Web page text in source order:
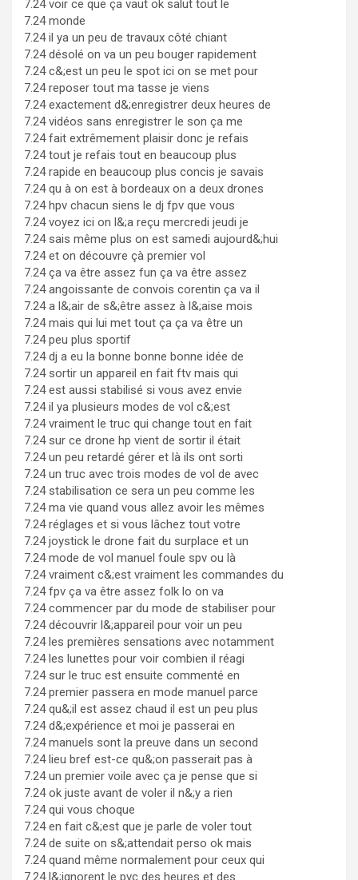
7.24 voir ce que ça vaut ok salut tout le
7.24 monde
7.24 il ya un peu de travaux côté chiant
7.24 désolé on va un peu bouger rapidement
7.24 c&;est un peu le spot ici on se met pour
7.24 reposer tout ma tasse je viens
7.24 exactement d&;enregistrer deux heures de
7.24 vidéos sans enregistrer le son ça me
7.24 fait extrêmement plaisir donc je refais
7.24 tout je refais tout en beaucoup plus
7.24 rapide en beaucoup plus concis je savais
7.24 qu à on est à bordeaux on a deux drones
7.24 hpv chacun siens le dj fpv que vous
7.24 voyez ici on l&;a reçu mercredi jeudi je
7.24 sais même plus on est samedi aujourd&;hui
7.24 et on découvre çà premier vol
7.24 ça va être assez fun ça va être assez
7.24 angoissante de convois corentin ça va il
7.24 a l&;air de s&;être assez à l&;aise mois
7.24 mais qui lui met tout ça ça va être un
7.24 peu plus sportif
7.24 dj a eu la bonne bonne bonne idée de
7.24 sortir un appareil en fait ftv mais qui
7.24 est aussi stabilisé si vous avez envie
7.24 il ya plusieurs modes de vol c&;est
7.24 vraiment le truc qui change tout en fait
7.24 sur ce drone hp vient de sortir il était
7.24 un peu retardé gérer et là ils ont sorti
7.24 un truc avec trois modes de vol de avec
7.24 stabilisation ce sera un peu comme les
7.24 ma vie quand vous allez avoir les mêmes
7.24 réglages et si vous lâchez tout votre
7.24 joystick le drone fait du surplace et un
7.24 mode de vol manuel foule spv ou là
7.24 vraiment c&;est vraiment les commandes du
7.24 fpv ça va être assez folk lo on va
7.24 commencer par du mode de stabiliser pour
7.24 découvrir l&;appareil pour voir un peu
7.24 les premières sensations avec notamment
7.24 les lunettes pour voir combien il réagi
7.24 sur le truc est ensuite commenté en
7.24 premier passera en mode manuel parce
7.24 qu&;il est assez chaud il est un peu plus
7.24 d&;expérience et moi je passerai en
7.24 manuels sont la preuve dans un second
7.24 lieu bref est-ce qu&;on passerait pas à
7.24 un premier voile avec ça je pense que si
7.24 ok juste avant de voler il n&;y a rien
7.24 qui vous choque
7.24 en fait c&;est que je parle de voler tout
7.24 de suite on s&;attendait perso ok mais
7.24 quand même normalement pour ceux qui